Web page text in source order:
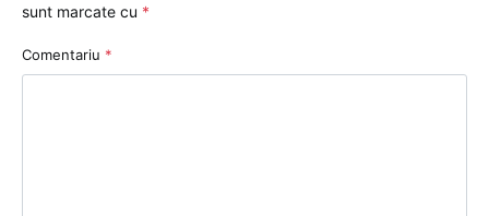
sunt marcate cu *
Comentariu *